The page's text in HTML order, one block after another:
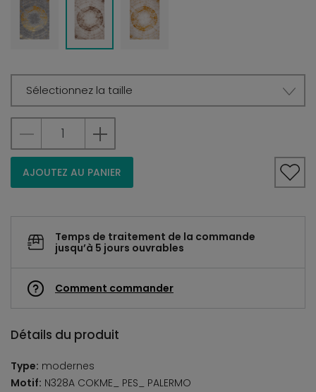
Sélectionnez la taille
AJOUTEZ AU PANIER
Temps de traitement de la commande
jusqu’à 5 jours ouvrables
Comment commander
Détails du produit
Type: modernes
Motif: N328A COKME_ PES_ PALERMO